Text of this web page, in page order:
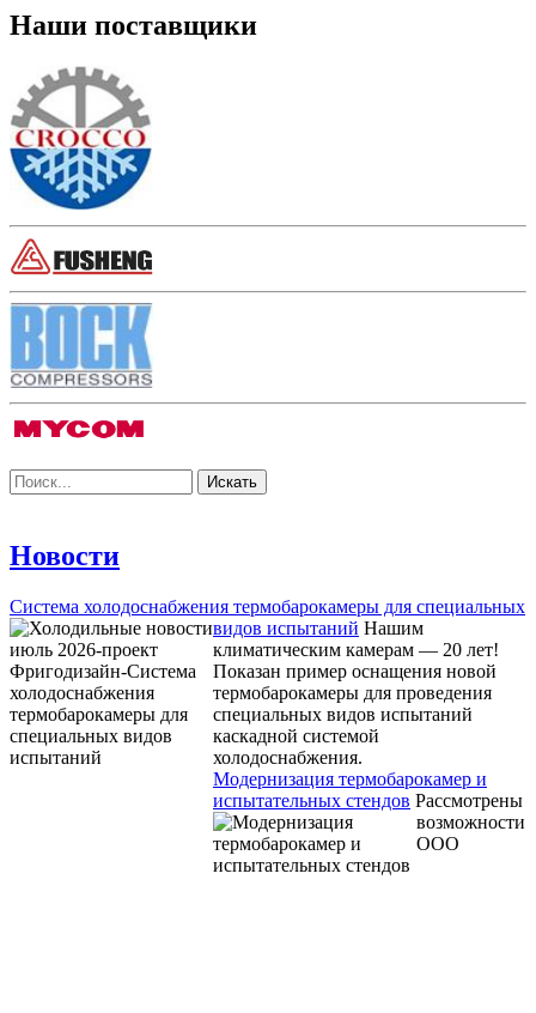
Наши поставщики
Новости
Система холодоснабжения термобарокамеры для специальных
видов испытаний Нашим
климатическим камерам — 20 лет!
Показан пример оснащения новой
термобарокамеры для проведения
специальных видов испытаний
каскадной системой
холодоснабжения.
Модернизация термобарокамер и
испытательных стендов Рассмотрены
возможности
ООО